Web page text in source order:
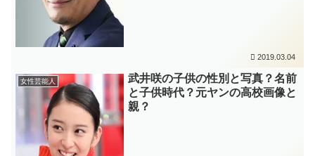
2019.03.04
女性芸能人
武井咲の子供の性別と写真？名前
と子供時代？元ヤンの高校画像と
親？